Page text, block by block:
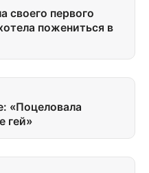
своего первого
пожениться в
«Поцеловала
гей»